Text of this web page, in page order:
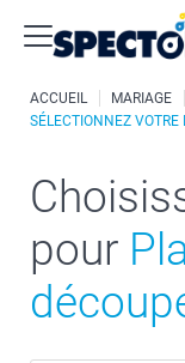
ACCUEIL MARIAGE
SÉLECTIONNEZ VOTRE
pour